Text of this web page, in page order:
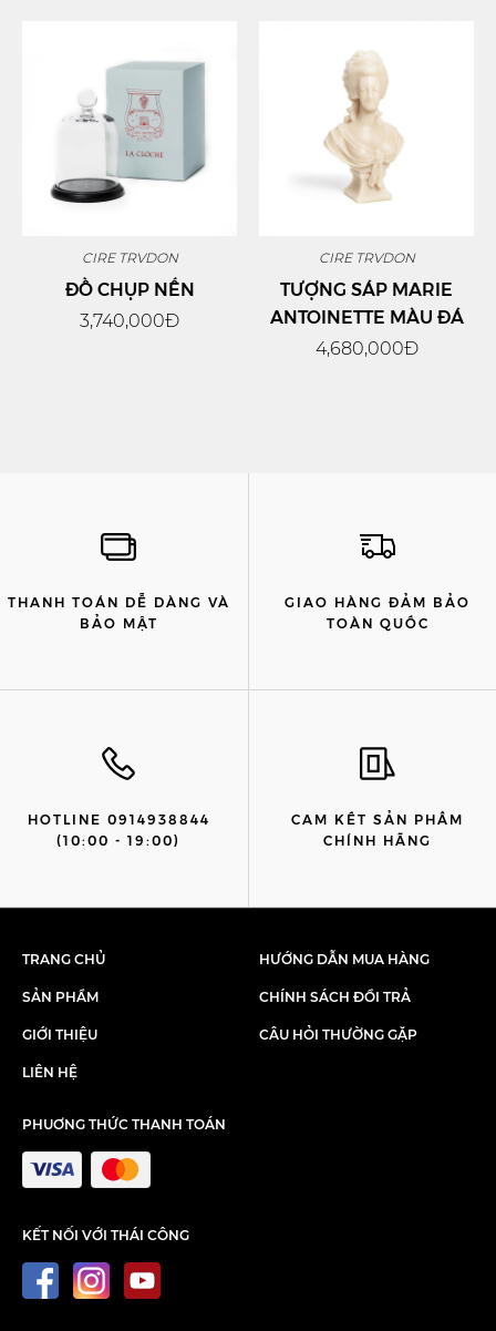
CIRE TRVDON
ĐỒ CHỤP NẾN
3,740,000Đ
CIRE TRVDON
TƯỢNG SÁP MARIE
ANTOINETTE MÀU ĐÁ
4,680,000Đ
THANH TOÁN DỄ DÀNG VÀ
BẢO MẬT
GIAO HÀNG ĐẢM BẢO
TOÀN QUỐC
HOTLINE 0914938844
(10:00 - 19:00)
CAM KẾT SẢN PHẨM
CHÍNH HÃNG
TRANG CHỦ
SẢN PHẨM
GIỚI THIỆU
LIÊN HỆ
HƯỚNG DẪN MUA HÀNG
CHÍNH SÁCH ĐỔI TRẢ
CÂU HỎI THƯỜNG GẶP
PHUƠNG THỨC THANH TOÁN
KẾT NỐI VỚI THÁI CÔNG